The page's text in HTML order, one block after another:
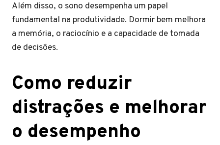
Além disso, o sono desempenha um papel
fundamental na produtividade. Dormir bem melhora
a memória, o raciocínio e a capacidade de tomada
de decisões.
Como reduzir
distrações e melhorar
o desempenho